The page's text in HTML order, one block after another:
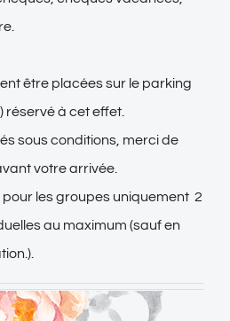
être placées sur le parking
réservé à cet effet.
sous conditions, merci de
votre arrivée.
les groupes uniquement 2
au maximum (sauf en